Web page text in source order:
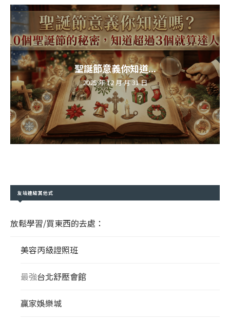
聖誕節意義你知道...
2025 年 12 月 月 31 日
友站連結其他式
放鬆學習/買東西的去處：
美容丙級證照班
最強台北舒壓會館
贏家娛樂城